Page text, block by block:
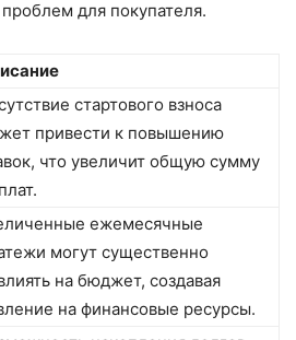
для покупателя.
стартового взноса
привести к повышению
что увеличит общую сумму
ежемесячные
могут существенно
на бюджет, создавая
на финансовые ресурсы.